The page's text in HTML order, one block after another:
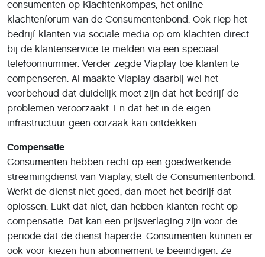
consumenten op Klachtenkompas, het online
klachtenforum van de Consumentenbond. Ook riep het
bedrijf klanten via sociale media op om klachten direct
bij de klantenservice te melden via een speciaal
telefoonnummer. Verder zegde Viaplay toe klanten te
compenseren. Al maakte Viaplay daarbij wel het
voorbehoud dat duidelijk moet zijn dat het bedrijf de
problemen veroorzaakt. En dat het in de eigen
infrastructuur geen oorzaak kan ontdekken.
Compensatie
Consumenten hebben recht op een goedwerkende
streamingdienst van Viaplay, stelt de Consumentenbond.
Werkt de dienst niet goed, dan moet het bedrijf dat
oplossen. Lukt dat niet, dan hebben klanten recht op
compensatie. Dat kan een prijsverlaging zijn voor de
periode dat de dienst haperde. Consumenten kunnen er
ook voor kiezen hun abonnement te beëindigen. Ze